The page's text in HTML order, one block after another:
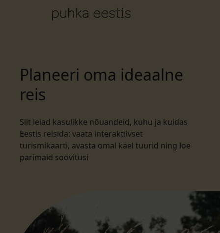
Planeeri oma ideaalne
reis
Siit leiad kasulikke nõuandeid, kuhu ja kuidas
Eestis reisida: vaata interaktiivset
turismikaarti, avasta omal käel tuurid ning loe
parimaid soovitusi